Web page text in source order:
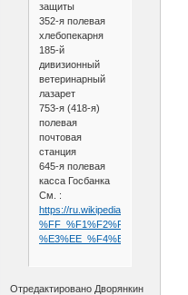
защиты
352-я полевая
хлебопекарня
185-й
дивизионный
ветеринарный
лазарет
753-я (418-я)
полевая
почтовая
станция
645-я полевая
касса Госбанка
См. :
https://ru.wikipedia.org/wiki/13-
Отредактировано Дворянкин